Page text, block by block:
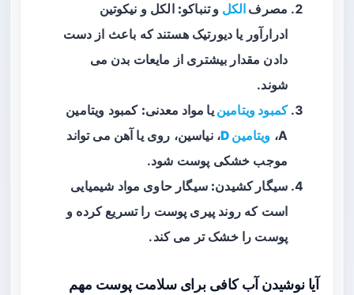
مصرف الکل و تنباکو: الکل و نیکوتین
ادرارآور یا دیورتیک هستند که باعث از دست
دادن مقدار بیشتری از مایعات بدن می‌
شوند.
کمبود ویتامین یا مواد معدنی: کمبود ویتامین
A، ویتامین D
، نیاسین، روی یا آهن می‌ تواند
موجب خشکی پوست شود.
سیگار کشیدن: سیگار حاوی مواد شیمیایی
است که روند پیری پوست را تسریع کرده و
پوست را خشک‌ تر می‌ کند.
آیا نوشیدن آب کافی برای سلامت پوست مهم